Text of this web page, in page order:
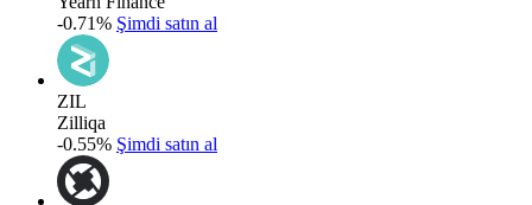
-0.71% Şimdi satın al
ZIL
Zilliqa
-0.55% Şimdi satın al